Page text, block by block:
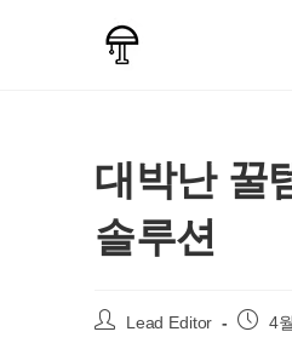
대박난 꿀
솔루션
Post Lead Editor
Post 4